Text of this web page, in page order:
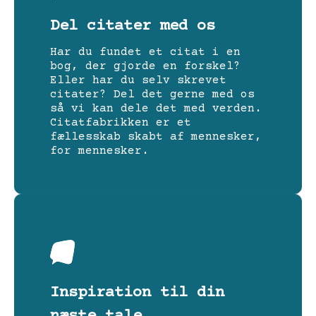
Del citater med os
Har du fundet et citat i en
bog, der gjorde en forskel?
Eller har du selv skrevet
citater? Del det gerne med os
så vi kan dele det med verden.
Citatfabrikken er et
fællesskab skabt af mennesker,
for mennesker.
Inspiration til din